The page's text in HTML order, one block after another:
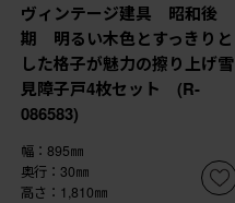
ヴィンテージ建具 昭和後
期 明るい木色とすっきりと
した格子が魅力の擦り上げ雪
見障子戸4枚セット (R-
086583)
幅：895㎜
奥行：30㎜
高さ：1,810㎜